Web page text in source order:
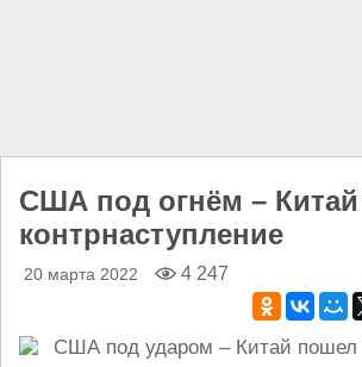
США под огнём –
контрнаступление
20 марта 2022 4 247